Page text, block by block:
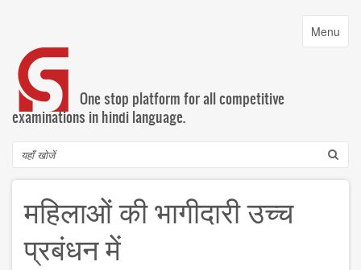
content
Toggle
Menu
One stop platform for all competitive
examinations in hindi language.
Search
महिलाओं की भागीदारी उच्च
प्रबंधन में